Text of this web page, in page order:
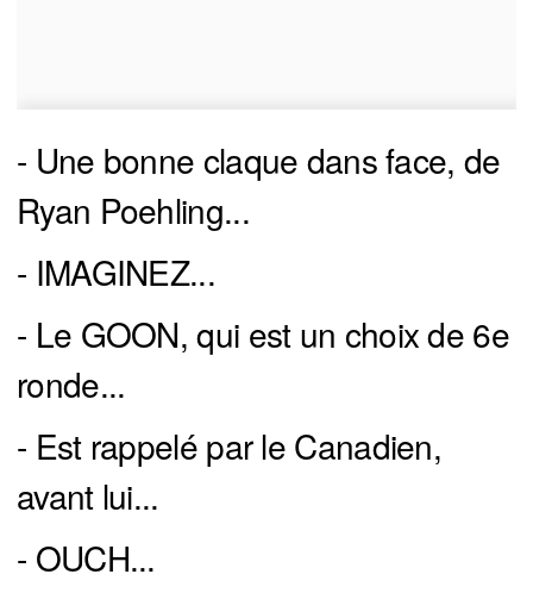
- Une bonne claque dans face, de
Ryan Poehling...
- IMAGINEZ...
- Le GOON, qui est un choix de 6e
ronde...
- Est rappelé par le Canadien,
avant lui...
- OUCH...